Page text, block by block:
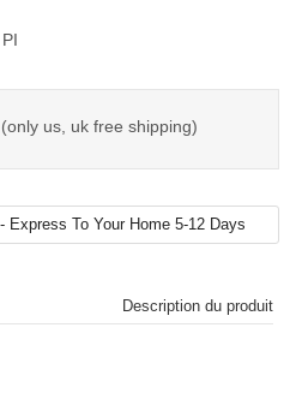
us, uk free shipping)
Description du produit